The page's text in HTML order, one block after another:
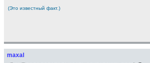
(Это известный факт.)
maxal